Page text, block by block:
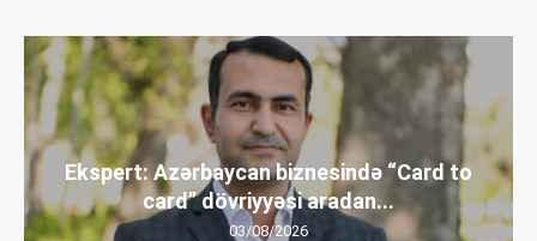
Ekspert: Azərbaycan biznesində “Card to
card” dövriyyəsi aradan...
03/08/2026